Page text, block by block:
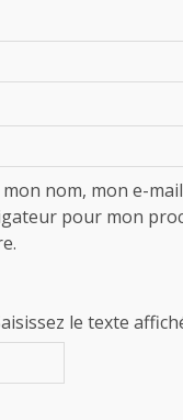
nom, mon e-
pour mon
le texte